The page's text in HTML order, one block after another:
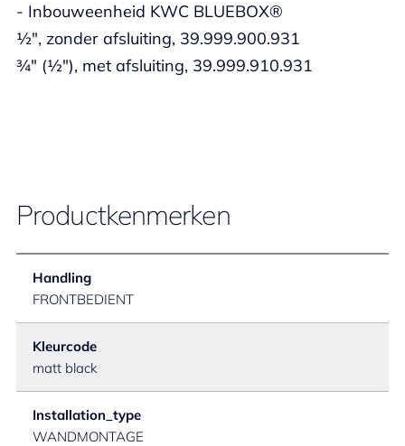
- Inbouweenheid KWC BLUEBOX®
½", zonder afsluiting, 39.999.900.931
¾" (½"), met afsluiting, 39.999.910.931
Productkenmerken
Handling
FRONTBEDIENT
Kleurcode
matt black
Installation_type
WANDMONTAGE